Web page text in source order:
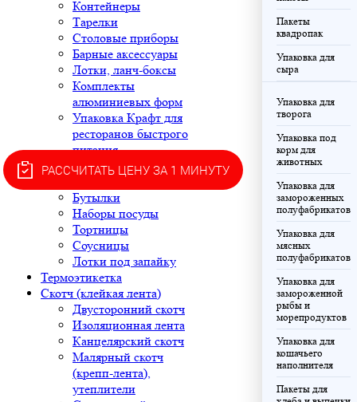
Контейнеры
Тарелки
Столовые приборы
Барные аксессуары
Лотки, ланч-боксы
Комплекты
алюминиевых форм
Упаковка Крафт для
ресторанов быстрого
питания
Корексы
Ведра, банки
Бутылки
Наборы посуды
Тортницы
Соусницы
Лотки под запайку
Термоэтикетка
Скотч (клейкая лента)
Двусторонний скотч
Изоляционная лента
Канцелярский скотч
Малярный скотч
(крепп-лента),
утеплители
Пакеты
квадропак
Упаковка для
сыра
Упаковка для
творога
Упаковка под
корм для
животных
Упаковка для
замороженных
полуфабрикатов
Упаковка для
мясных
полуфабрикатов
Упаковка для
замороженной
рыбы и
морепродуктов
Упаковка для
кошачьего
наполнителя
Пакеты для
РАССЧИТАТЬ ЦЕНУ ЗА 1 МИНУТУ